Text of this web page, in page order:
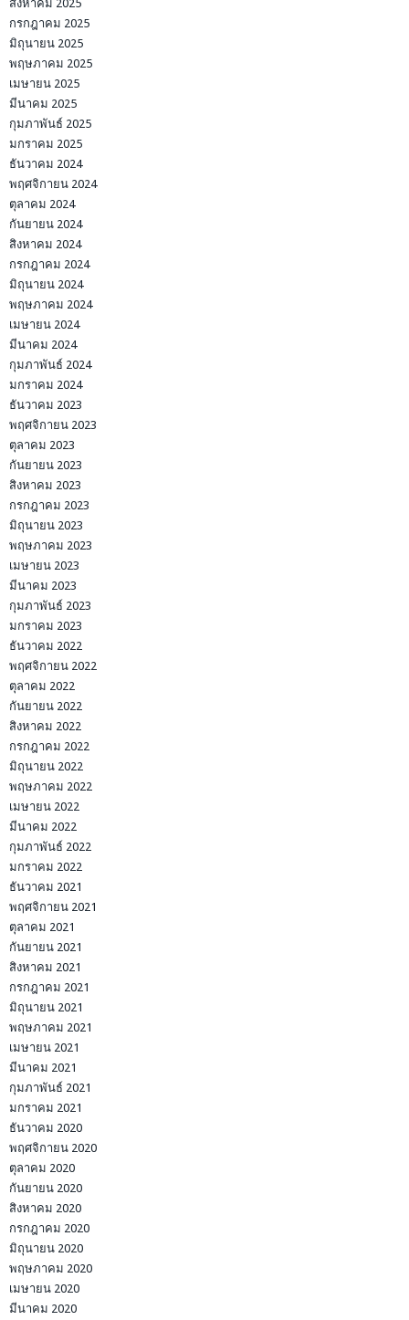
สิงหาคม 2025
กรกฎาคม 2025
มิถุนายน 2025
พฤษภาคม 2025
เมษายน 2025
มีนาคม 2025
กุมภาพันธ์ 2025
มกราคม 2025
ธันวาคม 2024
พฤศจิกายน 2024
ตุลาคม 2024
กันยายน 2024
สิงหาคม 2024
กรกฎาคม 2024
มิถุนายน 2024
พฤษภาคม 2024
เมษายน 2024
มีนาคม 2024
กุมภาพันธ์ 2024
มกราคม 2024
ธันวาคม 2023
พฤศจิกายน 2023
ตุลาคม 2023
กันยายน 2023
สิงหาคม 2023
กรกฎาคม 2023
มิถุนายน 2023
พฤษภาคม 2023
เมษายน 2023
มีนาคม 2023
กุมภาพันธ์ 2023
มกราคม 2023
ธันวาคม 2022
พฤศจิกายน 2022
ตุลาคม 2022
กันยายน 2022
สิงหาคม 2022
กรกฎาคม 2022
มิถุนายน 2022
พฤษภาคม 2022
เมษายน 2022
มีนาคม 2022
กุมภาพันธ์ 2022
มกราคม 2022
ธันวาคม 2021
พฤศจิกายน 2021
ตุลาคม 2021
กันยายน 2021
สิงหาคม 2021
กรกฎาคม 2021
มิถุนายน 2021
พฤษภาคม 2021
เมษายน 2021
มีนาคม 2021
กุมภาพันธ์ 2021
มกราคม 2021
ธันวาคม 2020
พฤศจิกายน 2020
ตุลาคม 2020
กันยายน 2020
สิงหาคม 2020
กรกฎาคม 2020
มิถุนายน 2020
พฤษภาคม 2020
เมษายน 2020
มีนาคม 2020